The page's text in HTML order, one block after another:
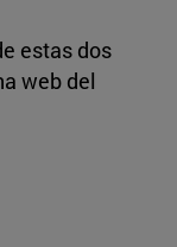
estas dos
web del